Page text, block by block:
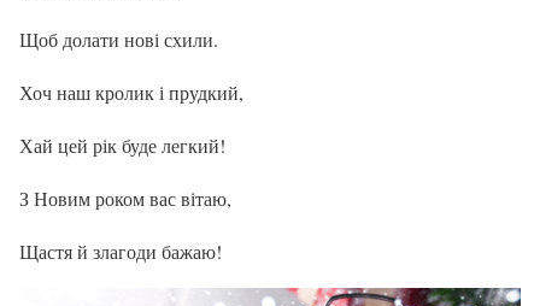
Щоб долати нові схили.
Хоч наш кролик і прудкий,
Хай цей рік буде легкий!
З Новим роком вас вітаю,
Щастя й злагоди бажаю!